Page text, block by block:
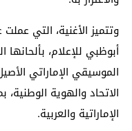
وتتميز الأغنية، التي عملت
أبوظبي للإعلام، بألحانها
الموسيقي الإماراتي
الاتحاد والهوية
الإماراتية والعربية.